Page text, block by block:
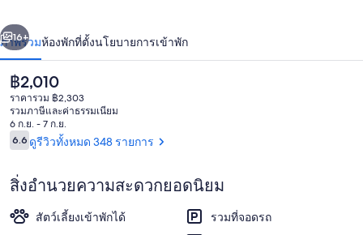
วิน
ด์
แฮม
โซ
คอร์
โร
ห้องอาหารเช้า
า
ถัดไป
16+
ภาพรวมห้องพักที่ตั้งนโยบายการเข้าพัก
ราคา
ปัจจุบัน
฿2,010
฿2,010
ราคารวม ฿2,303
รวมภาษีและค่าธรรมเนียม
6 ก.ย. - 7 ก.ย.
รีวิว
6.66.6 จาก 10
ดูรีวิวทั้งหมด 348 รายการ
สิ่งอำนวยความสะดวกยอดนิยม
สัตว์เลี้ยงเข้าพักได้
รวมที่จอดรถ